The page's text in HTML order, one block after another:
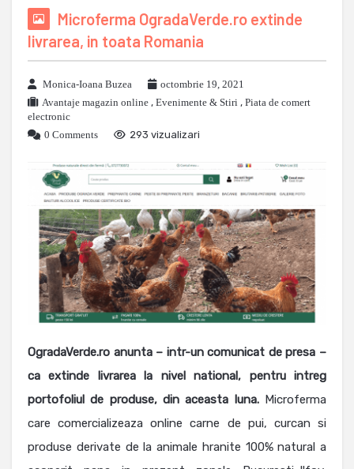
Microferma OgradaVerde.ro extinde
livrarea, in toata Romania
Monica-Ioana Buzea
octombrie 19, 2021
Avantaje magazin online , Evenimente & Stiri , Piata de comert
electronic
0 Comments
293 vizualizari
OgradaVerde.ro anunta – intr-un comunicat de presa –
ca extinde livrarea la nivel national, pentru intreg
portofoliul de produse, din aceasta luna.Microferma
care comercializeaza online carne de pui, curcan si
produse derivate de la animale hranite 100% natural a